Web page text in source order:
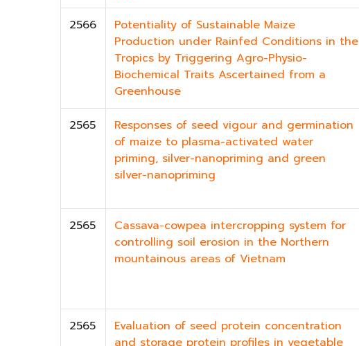
2566
Potentiality of Sustainable Maize
Production under Rainfed Conditions in the
Tropics by Triggering Agro-Physio-
Biochemical Traits Ascertained from a
Greenhouse
2565
Responses of seed vigour and germination
of maize to plasma-activated water
priming, silver-nanopriming and green
silver-nanopriming
2565
Cassava-cowpea intercropping system for
controlling soil erosion in the Northern
mountainous areas of Vietnam
2565
Evaluation of seed protein concentration
and storage protein profiles in vegetable